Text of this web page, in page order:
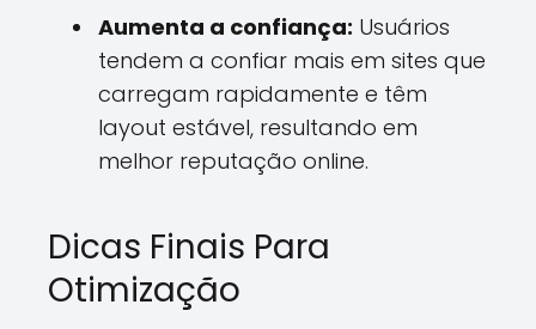
Aumenta a confiança: Usuários
tendem a confiar mais em sites que
carregam rapidamente e têm
layout estável, resultando em
melhor reputação online.
Dicas Finais Para
Otimização